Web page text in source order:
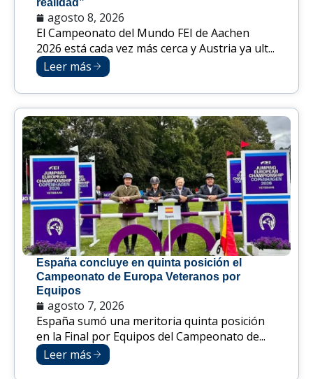
realidad”
agosto 8, 2026
El Campeonato del Mundo FEI de Aachen
2026 está cada vez más cerca y Austria ya ult...
Leer más
España concluye en quinta posición el
Campeonato de Europa Veteranos por
Equipos
agosto 7, 2026
España sumó una meritoria quinta posición
en la Final por Equipos del Campeonato de...
Leer más